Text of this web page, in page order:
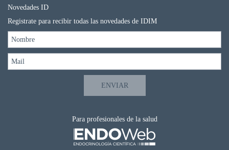
4100
TURNOS
Y
RECETAS
ONLINE
Para profesionales de la salud
Novedades ID
Registrate para recibir todas las novedades de IDIM